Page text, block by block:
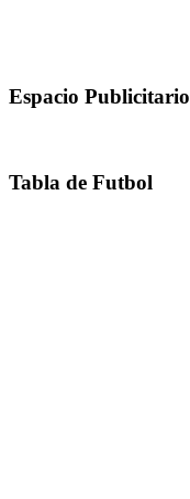
Espacio Publicitario
Tabla de Futbol